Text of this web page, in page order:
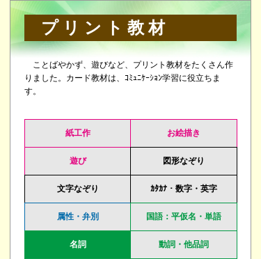
プリント教材
ことばやかず、遊びなど、プリント教材をたくさん作
りました。カード教材は、ｺﾐｭﾆｹｰｼｮﾝ学習に役立ちま
す。
紙工作 お絵描き
遊び 図形なぞり
文字なぞり ｶﾀｶﾅ・数字・英字
属性・弁別 国語：平仮名・単語
名詞 動詞・他品詞